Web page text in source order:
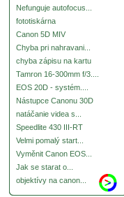
Nefunguje autofocus...
fototiskárna
Canon 5D MIV
Chyba pri nahravani...
chyba zápisu na kartu
Tamron 16-300mm f/3....
EOS 20D - systém....
Nástupce Canonu 30D
natáčanie videa s...
Speedlite 430 III-RT
Velmi pomalý start...
Vyměnit Canon EOS...
Jak se starat o...
objektívy na canon...